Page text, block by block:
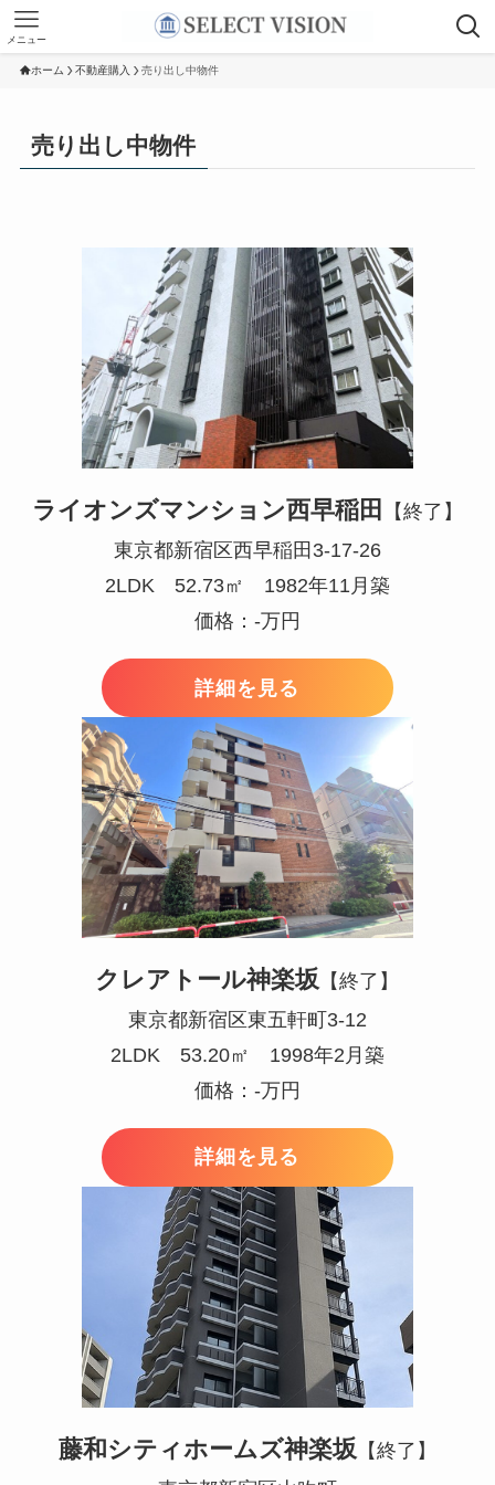
メニュー
ホーム 不動産購入 売り出し中物件
売り出し中物件
ライオンズマンション西早稲田
【終了】
東京都新宿区西早稲田3-17-26
2LDK 52.73㎡ 1982年11月築
価格：-万円
詳細を見る
クレアトール神楽坂
【終了】
東京都新宿区東五軒町3-12
2LDK 53.20㎡ 1998年2月築
価格：-万円
詳細を見る
藤和シティホームズ神楽坂 【終了】